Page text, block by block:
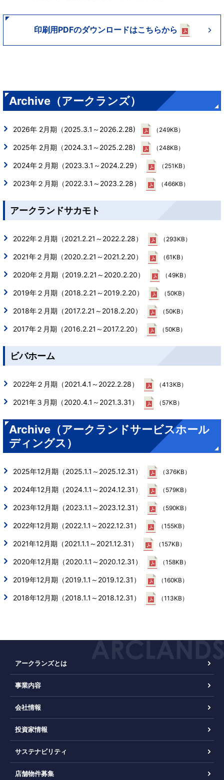
印刷用PDFのダウンロードはこちらから
Archive（アークランズ）
2026年 2月期（2025.3.1～2026.2.28) （249KB）
2025年 2月期（2024.3.1～2025.2.28) （248KB）
2024年２月期（2023.3.1～2024.2.29） （251KB）
2023年２月期（2022.3.1～2023.2.28） （466KB）
アークランドサカモト
2022年２月期（2021.2.21～2022.2.28） （293KB）
2021年２月期（2020.2.21～2021.2.20） （61KB）
2020年２月期（2019.2.21～2020.2.20） （49KB）
2019年２月期（2018.2.21～2019.2.20） （50KB）
2018年２月期（2017.2.21～2018.2.20） （50KB）
2017年２月期（2016.2.21～2017.2.20） （50KB）
ビバホーム
2022年２月期（2021.4.1～2022.2.28） （413KB）
2021年３月期（2020.4.1～2021.3.31） （57KB）
Archive（アークランドサービスホール
ディングス）
2025年12月期（2025.1.1～2025.12.31） （376KB）
2024年12月期（2024.1.1～2024.12.31） （579KB）
2023年12月期（2023.1.1～2023.12.31） （590KB）
2022年12月期（2022.1.1～2022.12.31） （155KB）
2021年12月期（2021.1.1～2021.12.31） （157KB）
2020年12月期（2020.1.1～2020.12.31） （158KB）
2019年12月期（2019.1.1～2019.12.31） （160KB）
2018年12月期（2018.1.1～2018.12.31） （113KB）
アークランズとは
事業内容
会社情報
投資家情報
サステナビリティ
店舗物件募集